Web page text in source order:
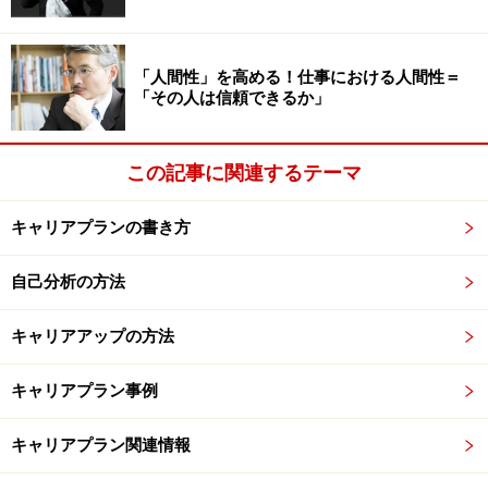
ビジョンを具体的かつ魅力的に描くには多面的に捉えること
が必要です
ドカップで活躍した日本チームのヘッドコーチであるエ
ディー・ジョーンズ氏は世界のトップレベルにある南ア
フリカやオーストラリアチームや日本のトップリーグで
も指揮を執っていました。
うストレッチゴールを定め、そのレベル差を埋めるため
「人間性」を高める！仕事における人間性＝
「その人は信頼できるか」
この記事に関連するテーマ
キャリアプランの書き方
自己分析の方法
キャリアアップの方法
キャリアプラン事例
キャリアプラン関連情報